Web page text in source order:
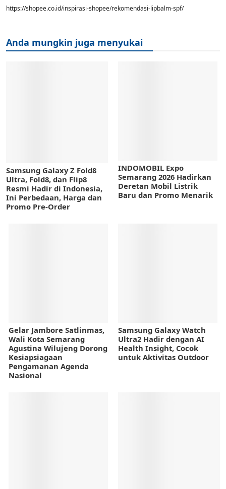
https://shopee.co.id/inspirasi-shopee/rekomendasi-lipbalm-spf/
Anda mungkin juga menyukai
Samsung Galaxy Z Fold8
Ultra, Fold8, dan Flip8
Resmi Hadir di Indonesia,
Ini Perbedaan, Harga dan
Promo Pre-Order
INDOMOBIL Expo
Semarang 2026 Hadirkan
Deretan Mobil Listrik
Baru dan Promo Menarik
Gelar Jambore Satlinmas,
Wali Kota Semarang
Agustina Wilujeng Dorong
Kesiapsiagaan
Pengamanan Agenda
Nasional
Samsung Galaxy Watch
Ultra2 Hadir dengan AI
Health Insight, Cocok
untuk Aktivitas Outdoor